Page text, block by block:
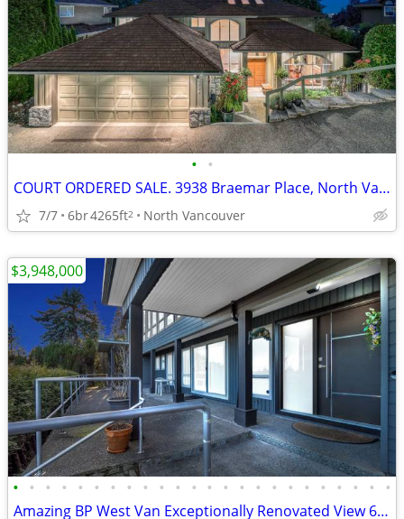
• •
COURT ORDERED SALE. 3938 Braemar Place, North Vancouver
7/7 6br4265ft2 North Vancouver
• • • • • • • • • • • • • • • • • • • • • • • •
Amazing BP West Van Exceptionally Renovated View 6BD, 6Bath + Den
$3,948,000